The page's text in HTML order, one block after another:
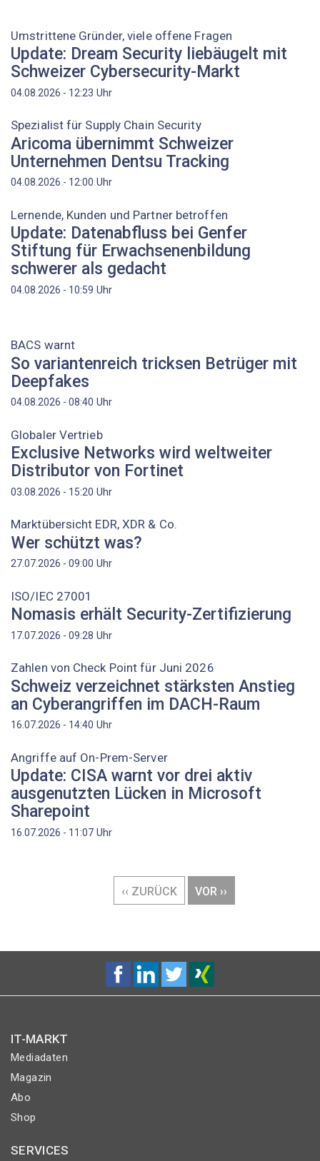
Umstrittene Gründer, viele offene Fragen
Update: Dream Security liebäugelt mit
Schweizer Cybersecurity-Markt
04.08.2026 - 12:23 Uhr
Spezialist für Supply Chain Security
Aricoma übernimmt Schweizer
Unternehmen Dentsu Tracking
04.08.2026 - 12:00 Uhr
Lernende, Kunden und Partner betroffen
Update: Datenabfluss bei Genfer
Stiftung für Erwachsenenbildung
schwerer als gedacht
04.08.2026 - 10:59 Uhr
BACS warnt
So variantenreich tricksen Betrüger mit
Deepfakes
04.08.2026 - 08:40 Uhr
Globaler Vertrieb
Exclusive Networks wird weltweiter
Distributor von Fortinet
03.08.2026 - 15:20 Uhr
Marktübersicht EDR, XDR & Co.
Wer schützt was?
27.07.2026 - 09:00 Uhr
ISO/IEC 27001
Nomasis erhält Security-Zertifizierung
17.07.2026 - 09:28 Uhr
Zahlen von Check Point für Juni 2026
Schweiz verzeichnet stärksten Anstieg
an Cyberangriffen im DACH-Raum
16.07.2026 - 14:40 Uhr
Angriffe auf On-Prem-Server
Update: CISA warnt vor drei aktiv
ausgenutzten Lücken in Microsoft
Sharepoint
16.07.2026 - 11:07 Uhr
VORHERIGE
SEITE
‹‹ ZURÜCK
NÄCHSTE
SEITE
VOR ››
IT-MARKT
Mediadaten
Magazin
Abo
Shop
SERVICES